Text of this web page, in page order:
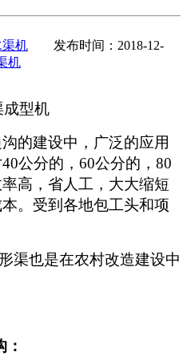
渠机
发布时间：2018-12-
机
的建设中，广泛的应用
公分的，60公分的，80
高，省人工，大大缩短
。受到各地包工头和项
渠也是在农村改造建设中